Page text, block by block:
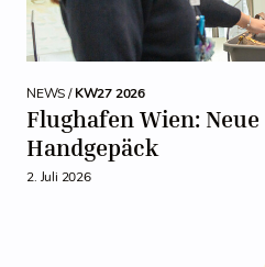
NEWS /KW27 2026
Flughafen Wien:
Handgepäck
2. Juli 2026